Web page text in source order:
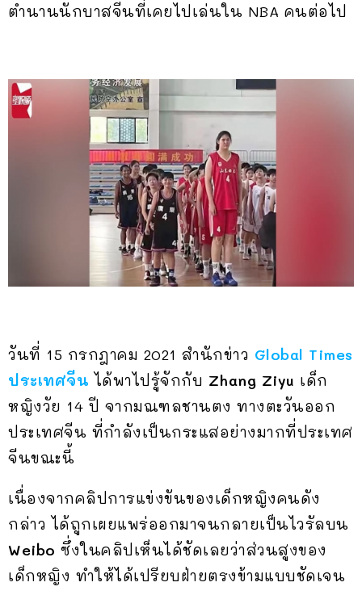
ตำนานนักบาสจีนที่เคยไปเล่นใน NBA คนต่อไป
วันที่ 15 กรกฎาคม 2021 สำนักข่าว Global Times
ประเทศจีน ได้พาไปรู้จักกับ Zhang Ziyu เด็ก
หญิงวัย 14 ปี จากมณฑลชานตง ทางตะวันออก
ประเทศจีน ที่กำลังเป็นกระแสอย่างมากที่ประเทศ
จีนขณะนี้
เนื่องจากคลิปการแข่งขันของเด็กหญิงคนดัง
กล่าว ได้ถูกเผยแพร่ออกมาจนกลายเป็นไวรัลบน
Weibo ซึ่งในคลิปเห็นได้ชัดเลยว่าส่วนสูงของ
เด็กหญิง ทำให้ได้เปรียบฝ่ายตรงข้ามแบบชัดเจน